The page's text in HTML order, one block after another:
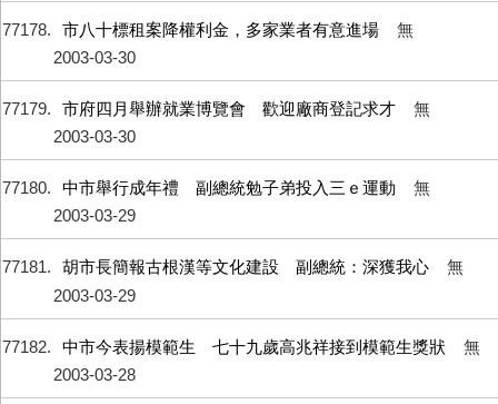
77178 市八十標租案降權利金，多家業者有意進場
無
2003-03-30
77179 市府四月舉辦就業博覽會 歡迎廠商登記求才
無
2003-03-30
77180 中市舉行成年禮 副總統勉子弟投入三ｅ運動
無
2003-03-29
77181 胡市長簡報古根漢等文化建設 副總統：深獲我心
無
2003-03-29
77182 中市今表揚模範生 七十九歲高兆祥接到模範生獎狀
無
2003-03-28